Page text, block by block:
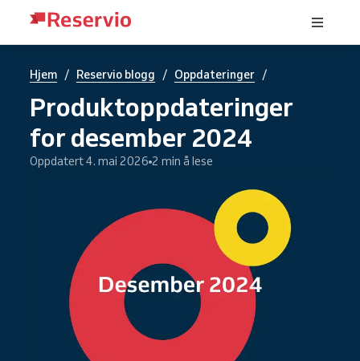
Hjem / Reservio blogg / Oppdateringer /
Produktoppdateringer
for desember 2024
Oppdatert 4. mai 2026 2 min å lese